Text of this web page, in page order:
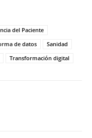
del Paciente
de datos
Sanidad
Transformación digital